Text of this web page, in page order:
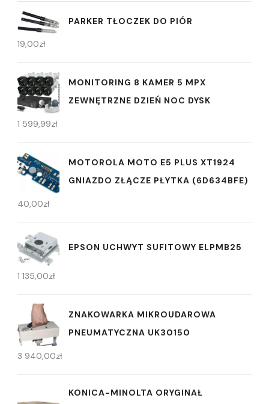
PARKER TŁOCZEK DO PIÓR
19,00zł
MONITORING 8 KAMER 5 MPX
ZEWNĘTRZNE DZIEŃ NOC DYSK
1 599,99zł
MOTOROLA MOTO E5 PLUS XT1924
GNIAZDO ZŁĄCZE PŁYTKA (6D634BFE)
40,00zł
EPSON UCHWYT SUFITOWY ELPMB25
1 135,00zł
ZNAKOWARKA MIKROUDAROWA
PNEUMATYCZNA UK30150
3 940,00zł
KONICA-MINOLTA ORYGINAŁ